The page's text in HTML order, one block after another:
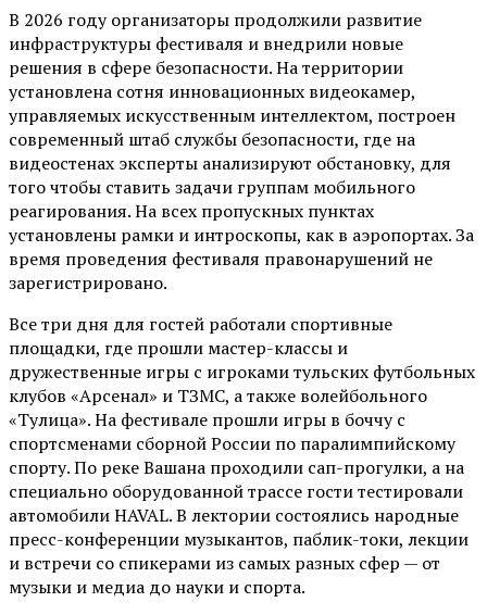
В 2026 году организаторы продолжили развитие
инфраструктуры фестиваля и внедрили новые
решения в сфере безопасности. На территории
установлена сотня инновационных видеокамер,
управляемых искусственным интеллектом, построен
современный штаб службы безопасности, где на
видеостенах эксперты анализируют обстановку, для
того чтобы ставить задачи группам мобильного
реагирования. На всех пропускных пунктах
установлены рамки и интроскопы, как в аэропортах. За
время проведения фестиваля правонарушений не
зарегистрировано.
Все три дня для гостей работали спортивные
площадки, где прошли мастер-классы и
дружественные игры с игроками тульских футбольных
клубов «Арсенал» и ТЗМС, а также волейбольного
«Тулица». На фестивале прошли игры в боччу с
спортсменами сборной России по паралимпийскому
спорту. По реке Вашана проходили сап-прогулки, а на
специально оборудованной трассе гости тестировали
автомобили HAVAL. В лектории состоялись народные
пресс-конференции музыкантов, паблик-токи, лекции
и встречи со спикерами из самых разных сфер — от
музыки и медиа до науки и спорта.